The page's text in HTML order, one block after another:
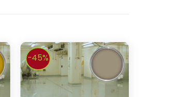
-45%